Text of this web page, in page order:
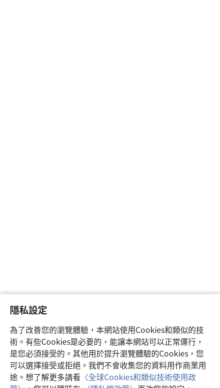
隱私設定
為了改善您的瀏覽體驗，本網站使用Cookies和類似的技
術。有些Cookies是必要的，能讓本網站可以正常運行，
是您必須接受的。其他用於提升瀏覽體驗的Cookies，您
可以選擇接受或拒絕。我們不會收集您的資料用作商業用
途。想了解更多請看 〈全球Cookies和類似技術使用政